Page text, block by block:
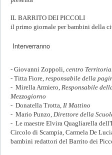
IL BARRITO DEI PICCOLI
il primo giornale per bambini della
Interverranno
- Giovanni Zoppoli, centro
- Titta Fiore, responsabile della
- Mirella Armiero, Responsabile
Mezzogiorno
- Donatella Trotta, Il Mattino
- Mario Punzo, Direttore della
- Le maestre Elvira Quagliarella
Circolo di Scampia, Carmela De
bambini redattori del Barrito dei